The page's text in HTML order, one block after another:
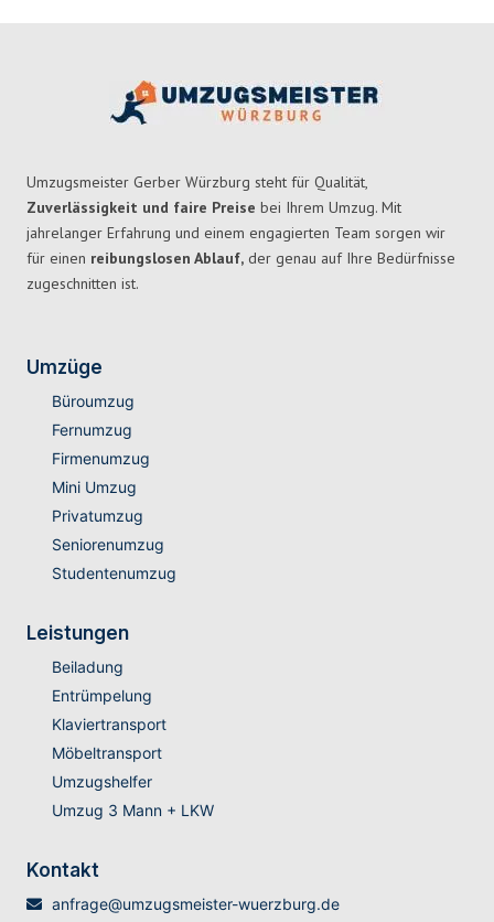
Umzugsmeister Gerber Würzburg steht für Qualität,
Zuverlässigkeit und faire Preise bei Ihrem Umzug. Mit
jahrelanger Erfahrung und einem engagierten Team sorgen wir
für einen reibungslosen Ablauf, der genau auf Ihre Bedürfnisse
zugeschnitten ist.
Umzüge
Büroumzug
Fernumzug
Firmenumzug
Mini Umzug
Privatumzug
Seniorenumzug
Studentenumzug
Leistungen
Beiladung
Entrümpelung
Klaviertransport
Möbeltransport
Umzugshelfer
Umzug 3 Mann + LKW
Kontakt
anfrage@umzugsmeister-wuerzburg.de